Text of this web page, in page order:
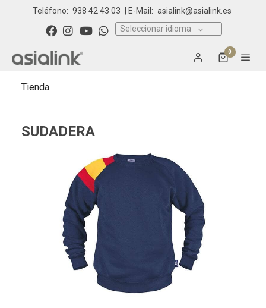
Teléfono: 938 42 43 03 | E-Mail: asialink@asialink.es
Seleccionar idioma
0
Tienda
SUDADERA